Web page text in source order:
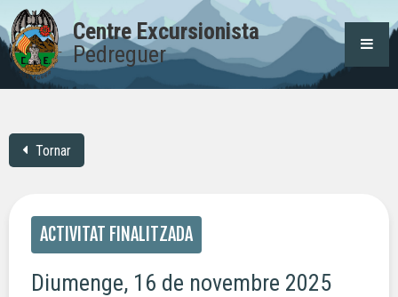
Centre Excursionista
Pedreguer
Tornar
ACTIVITAT FINALITZADA
Diumenge, 16 de novembre 2025